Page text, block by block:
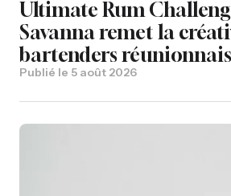
Ultimate Rum
Savanna remet la
bartenders
Publié le 5 août 2026